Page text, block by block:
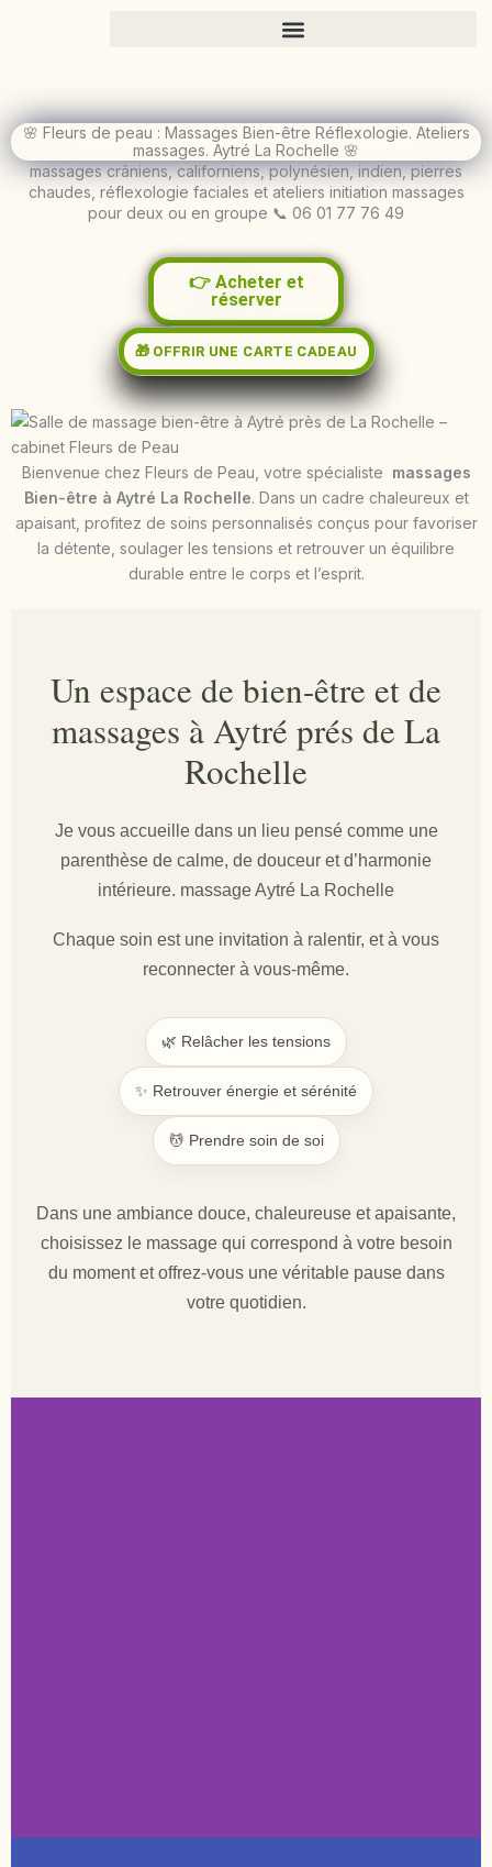
🌸 Fleurs de peau : Massages Bien-être Réflexologie. Ateliers
massages. Aytré La Rochelle 🌸
massages crâniens, californiens, polynésien, indien, pierres
chaudes, réflexologie faciales et ateliers initiation massages
pour deux ou en groupe 📞 06 01 77 76 49
👉 Acheter et
réserver
🎁 OFFRIR UNE CARTE CADEAU
Bienvenue chez Fleurs de Peau, votre spécialiste massages
Bien-être à Aytré La Rochelle. Dans un cadre chaleureux et
apaisant, profitez de soins personnalisés conçus pour favoriser
la détente, soulager les tensions et retrouver un équilibre
durable entre le corps et l’esprit.
Un espace de bien-être et de
massages à Aytré prés de La
Rochelle
Je vous accueille dans un lieu pensé comme une
parenthèse de calme, de douceur et d’harmonie
intérieure. massage Aytré La Rochelle
Chaque soin est une invitation à ralentir, et à vous
reconnecter à vous-même.
🌿 Relâcher les tensions
✨ Retrouver énergie et sérénité
💆 Prendre soin de soi
Dans une ambiance douce, chaleureuse et apaisante,
choisissez le massage qui correspond à votre besoin
du moment et offrez-vous une véritable pause dans
votre quotidien.